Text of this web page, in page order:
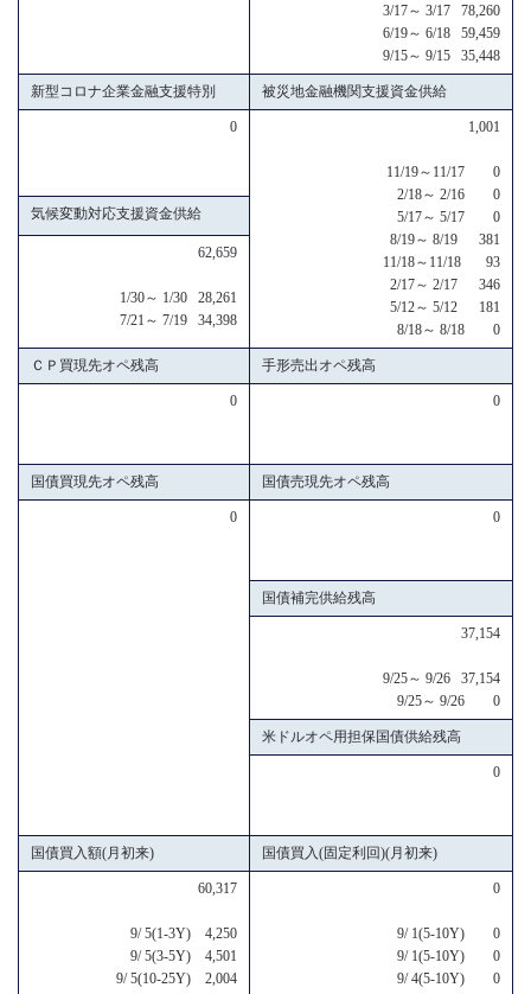
3/17～ 3/17 78,260
6/19～ 6/18 59,459
9/15～ 9/15 35,448
新型コロナ企業金融支援特別 被災地金融機関支援資金供給
0 1,001
11/19～11/17 0
2/18～ 2/16 0
5/17～ 5/17 0
8/19～ 8/19 381
11/18～11/18 93
2/17～ 2/17 346
5/12～ 5/12 181
8/18～ 8/18 0
気候変動対応支援資金供給
62,659
1/30～ 1/30 28,261
7/21～ 7/19 34,398
ＣＰ買現先オペ残高 手形売出オペ残高
0 0
国債買現先オペ残高 国債売現先オペ残高
0 0
国債補完供給残高
37,154
9/25～ 9/26 37,154
9/25～ 9/26 0
米ドルオペ用担保国債供給残高
0
国債買入額(月初来) 国債買入(固定利回)(月初来)
60,317
9/ 5(1-3Y) 4,250
9/ 5(3-5Y) 4,501
9/ 5(10-25Y) 2,004
0
9/ 1(5-10Y) 0
9/ 1(5-10Y) 0
9/ 4(5-10Y) 0